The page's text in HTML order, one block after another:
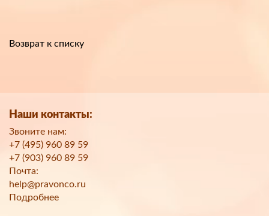
Возврат к списку
Наши контакты:
Звоните нам:
+7 (495) 960 89 59
+7 (903) 960 89 59
Почта:
help@pravonco.ru
Подробнее